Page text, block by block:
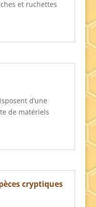
et ruchettes
d’une
de matériels
cryptiques